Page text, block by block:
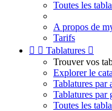
Toutes les
A propos de
Tarifs
  Tablatures 
Trouver vos
Explorer le
Tablatures par
Tablatures par
Toutes les